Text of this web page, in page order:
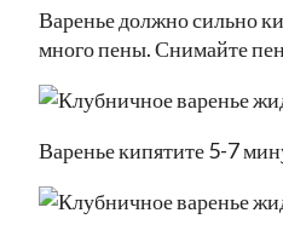
Варенье должно сильно
много пены. Снимайте
Варенье кипятите 5-7